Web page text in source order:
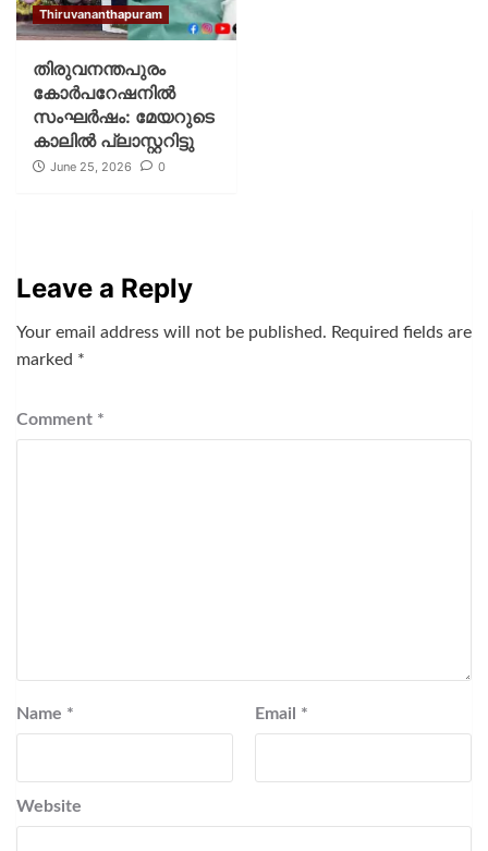
Thiruvananthapuram
തിരുവനന്തപുരം
കോര്‍പറേഷനില്‍
സംഘര്‍ഷം: മേയറുടെ
കാലില്‍ പ്ലാസ്റ്ററിട്ടു
June 25, 2026 0
Leave a Reply
Your email address will not be published. Required fields are
marked *
Comment *
Name * Email *
Website